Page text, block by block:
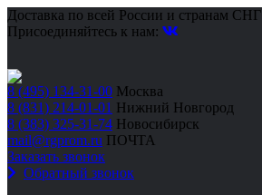
Доставка по всей России и странам СНГ
Присоединяйтесь к нам:
8 (495) 134-31-00 Москва
8 (831) 214-01-01 Нижний Новгород
8 (383) 325-31-74 Новосибирск
mail@rgprom.ru ПОЧТА
Заказать звонок
Обратный звонок